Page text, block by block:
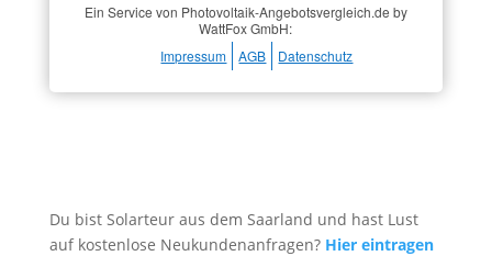
Ein Service von Photovoltaik-Angebotsvergleich.de by
WattFox GmbH:
Impressum
AGB Datenschutz
Du bist Solarteur aus dem Saarland und hast Lust
auf kostenlose Neukundenanfragen? Hier eintragen